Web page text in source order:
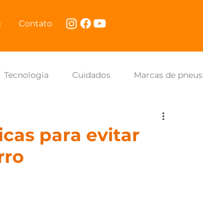
Contato
Tecnologia Cuidados Marcas de pneus
para evitar